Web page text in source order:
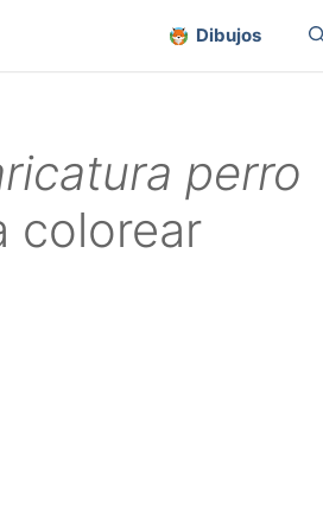
Dibujos
perro
colorear